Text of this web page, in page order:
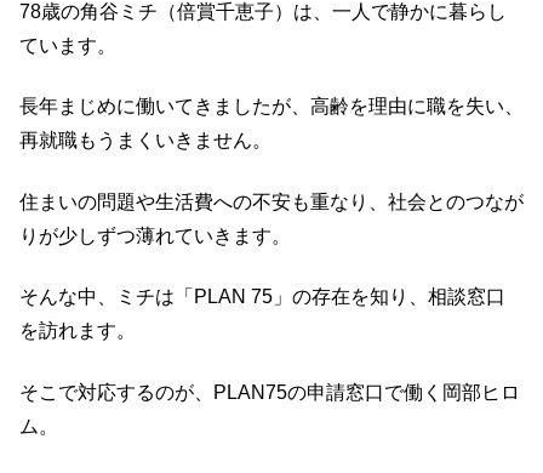
78歳の角谷ミチ（倍賞千恵子）は、一人で静かに暮らし
ています。
長年まじめに働いてきましたが、高齢を理由に職を失い、
再就職もうまくいきません。
住まいの問題や生活費への不安も重なり、社会とのつなが
りが少しずつ薄れていきます。
そんな中、ミチは「PLAN 75」の存在を知り、相談窓口
を訪れます。
そこで対応するのが、PLAN75の申請窓口で働く岡部ヒロ
ム。